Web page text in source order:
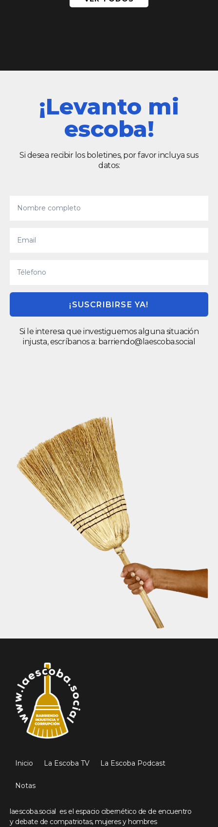
¡Levanto mi
escoba!
Si desea recibir los boletines, por favor incluya sus
datos:
¡SUSCRIBIRSE YA!
Si le interesa que investiguemos alguna situación
injusta, escríbanos a: barriendo@laescoba.social
Inicio La Escoba TV La Escoba Podcast
Notas
laescoba.social es el espacio cibernético de de encuentro
y debate de compatriotas, mujeres y hombres